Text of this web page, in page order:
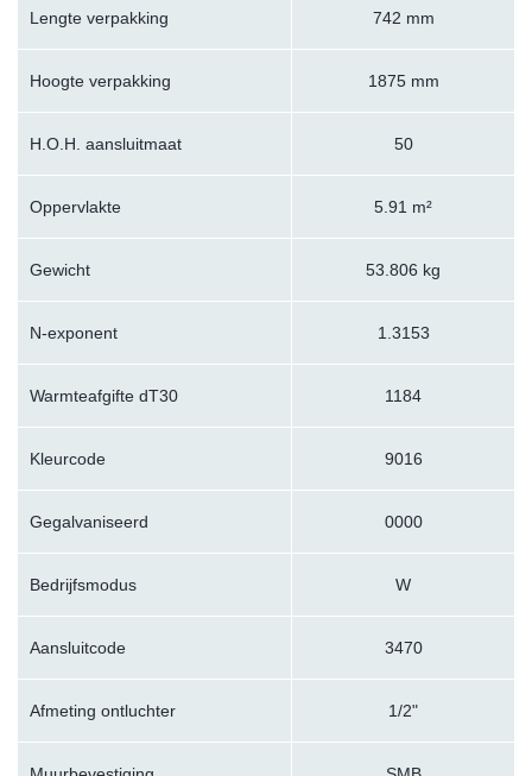
Lengte verpakking 742 mm
Hoogte verpakking 1875 mm
H.O.H. aansluitmaat 50
Oppervlakte 5.91 m²
Gewicht 53.806 kg
N-exponent 1.3153
Warmteafgifte dT30 1184
Kleurcode 9016
Gegalvaniseerd 0000
Bedrijfsmodus W
Aansluitcode 3470
Afmeting ontluchter 1/2"